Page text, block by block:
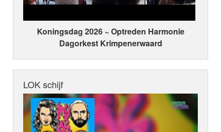
Koningsdag 2026 ~ Optreden Harmonie
Dagorkest Krimpenerwaard
LOK schijf